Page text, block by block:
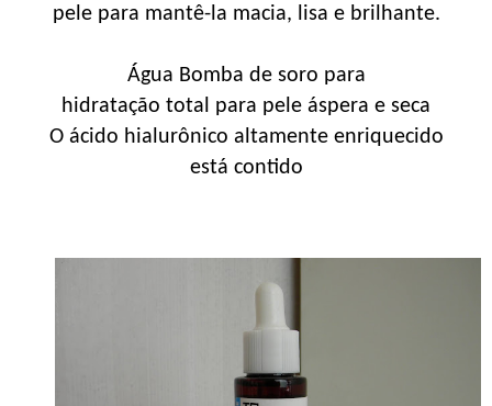
pele para mantê-la macia, lisa e brilhante.
Água Bomba de soro para
hidratação total para pele áspera e seca
O ácido hialurônico altamente enriquecido
está contido